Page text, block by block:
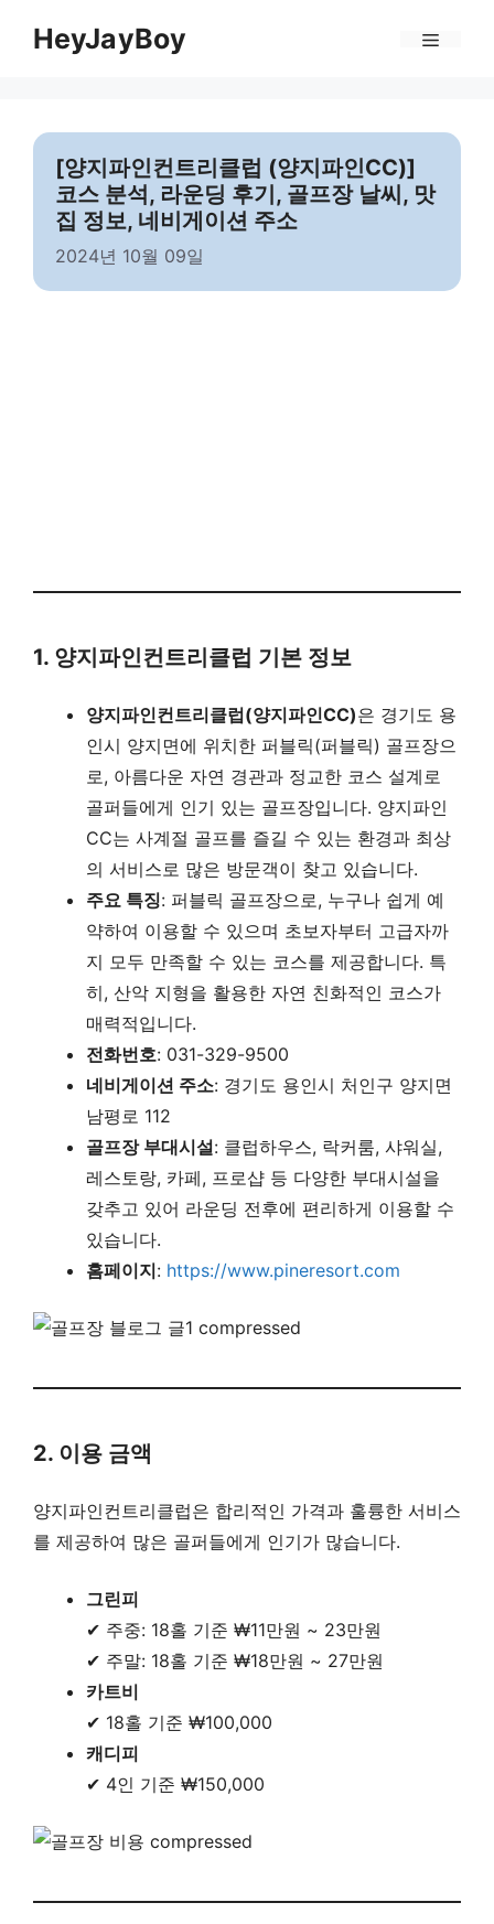
HeyJayBoy
[양지파인컨트리클럽 (양지파인CC)]
코스 분석, 라운딩 후기, 골프장 날씨, 맛
집 정보, 네비게이션 주소
2024년 10월 09일
1. 양지파인컨트리클럽 기본 정보
양지파인컨트리클럽(양지파인CC)은 경기도 용
인시 양지면에 위치한 퍼블릭(퍼블릭) 골프장으
로, 아름다운 자연 경관과 정교한 코스 설계로
골퍼들에게 인기 있는 골프장입니다. 양지파인
CC는 사계절 골프를 즐길 수 있는 환경과 최상
의 서비스로 많은 방문객이 찾고 있습니다.
주요 특징: 퍼블릭 골프장으로, 누구나 쉽게 예
약하여 이용할 수 있으며 초보자부터 고급자까
지 모두 만족할 수 있는 코스를 제공합니다. 특
히, 산악 지형을 활용한 자연 친화적인 코스가
매력적입니다.
전화번호: 031-329-9500
네비게이션 주소: 경기도 용인시 처인구 양지면
남평로 112
골프장 부대시설: 클럽하우스, 락커룸, 샤워실,
레스토랑, 카페, 프로샵 등 다양한 부대시설을
갖추고 있어 라운딩 전후에 편리하게 이용할 수
있습니다.
홈페이지: https://www.pineresort.com
2. 이용 금액
양지파인컨트리클럽은 합리적인 가격과 훌륭한 서비스
를 제공하여 많은 골퍼들에게 인기가 많습니다.
그린피
✔ 주중: 18홀 기준 ₩11만원 ~ 23만원
✔ 주말: 18홀 기준 ₩18만원 ~ 27만원
카트비
✔ 18홀 기준 ₩100,000
캐디피
✔ 4인 기준 ₩150,000